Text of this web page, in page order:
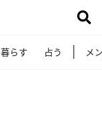
暮らす 占う メ